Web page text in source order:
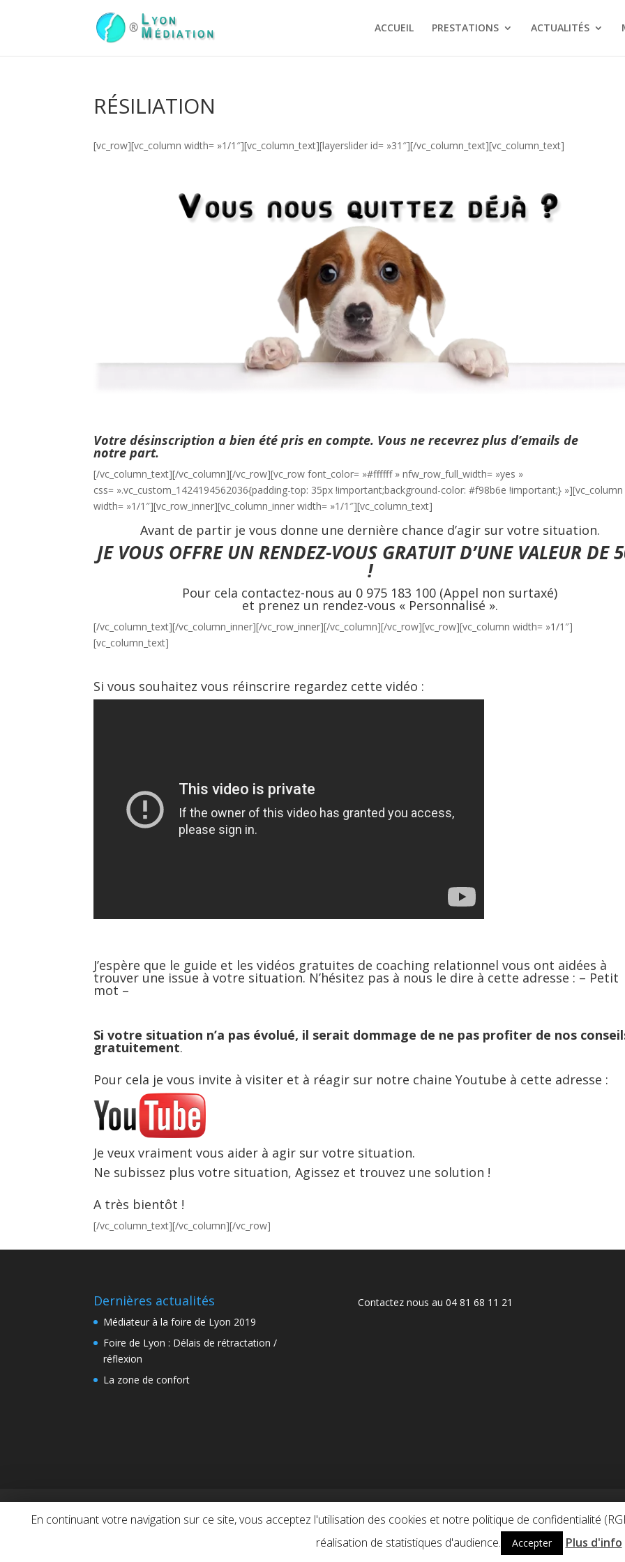
ACCUEIL PRESTATIONS ACTUALITÉS
RÉSILIATION
[vc_row][vc_column width= »1/1″][vc_column_text][layerslider id= »31″][/vc_column_text][vc_column_text]
Votre désinscription a bien été pris en compte. Vous ne recevrez plus d’emails de
notre part.
[/vc_column_text][/vc_column][/vc_row][vc_row font_color= »#ffffff » nfw_row_full_width= »yes »
css= ».vc_custom_1424194562036{padding-top: 35px !important;background-color: #f98b6e !important;} »][vc_column
width= »1/1″][vc_row_inner][vc_column_inner width= »1/1″][vc_column_text]
Avant de partir je vous donne une dernière chance d’agir sur votre situation.
JE VOUS OFFRE UN RENDEZ-VOUS GRATUIT D’UNE VALEUR DE
!
Pour cela contactez-nous au 0 975 183 100 (Appel non surtaxé)
et prenez un rendez-vous « Personnalisé ».
[/vc_column_text][/vc_column_inner][/vc_row_inner][/vc_column][/vc_row][vc_row][vc_column width= »1/1″]
[vc_column_text]
Si vous souhaitez vous réinscrire regardez cette vidéo :
J’espère que le guide et les vidéos gratuites de coaching relationnel vous ont aidées à
trouver une issue à votre situation. N’hésitez pas à nous le dire à cette adresse : – Petit
mot –
Si votre situation n’a pas évolué, il serait dommage de ne pas profiter de nos
gratuitement.
Pour cela je vous invite à visiter et à réagir sur notre chaine Youtube à cette adresse :
Je veux vraiment vous aider à agir sur votre situation.
Ne subissez plus votre situation, Agissez et trouvez une solution !
A très bientôt !
[/vc_column_text][/vc_column][/vc_row]
Dernières actualités
Médiateur à la foire de Lyon 2019
Foire de Lyon : Délais de rétractation /
réflexion
La zone de confort
Contactez nous au 04 81 68 11 21
En continuant votre navigation sur ce site, vous acceptez l'utilisation des cookies et notre politique de confidentialité
réalisation de statistiques d'audience.
Accepter Plus d'info